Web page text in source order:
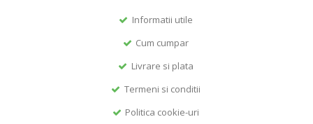
Informatii utile
Cum cumpar
Livrare si plata
Termeni si conditii
Politica cookie-uri